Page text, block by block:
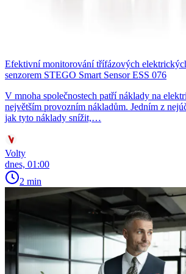
Efektivní monitorování třífázových
senzorem STEGO Smart Sensor ESS 076
V mnoha společnostech patří náklady na
největším provozním nákladům. Jedním z
jak tyto náklady snížit,…
Volty
dnes, 01:00
2 min